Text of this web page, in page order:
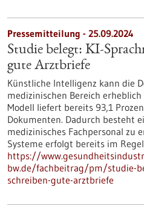
Pressemitteilung - 25.09.2024
Studie belegt: KI-
gute Arztbriefe
Künstliche Intelligenz kann die
medizinischen Bereich
Modell liefert bereits 93,1
Dokumenten. Dadurch besteht
medizinisches Fachpersonal zu
Systeme erfolgt bereits im
https://
bw.de/fachbeitrag/pm/studie-
schreiben-gute-arztbriefe